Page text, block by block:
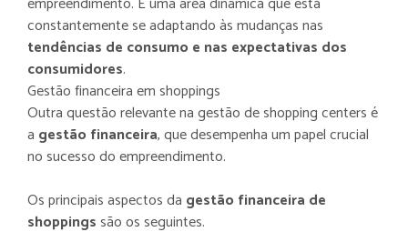
constantemente se adaptando às mudanças nas
tendências de consumo e nas expectativas dos
consumidores.
Gestão financeira em shoppings
Outra questão relevante na gestão de shopping centers é
a gestão financeira, que desempenha um papel crucial
no sucesso do empreendimento.
Os principais aspectos da gestão financeira de
shoppingssão os seguintes.